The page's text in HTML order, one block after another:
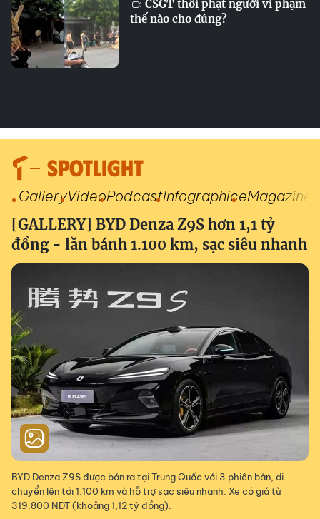
CSGT thổi phạt người vi phạm
thế nào cho đúng?
SPOTLIGHT
GalleryVideoPodcastInfographiceMagazine
[GALLERY] BYD Denza Z9S hơn 1,1 tỷ
đồng - lăn bánh 1.100 km, sạc siêu nhanh
BYD Denza Z9S được bán ra tại Trung Quốc với 3 phiên bản, di
chuyển lên tới 1.100 km và hỗ trợ sạc siêu nhanh. Xe có giá từ
319.800 NDT (khoảng 1,12 tỷ đồng).